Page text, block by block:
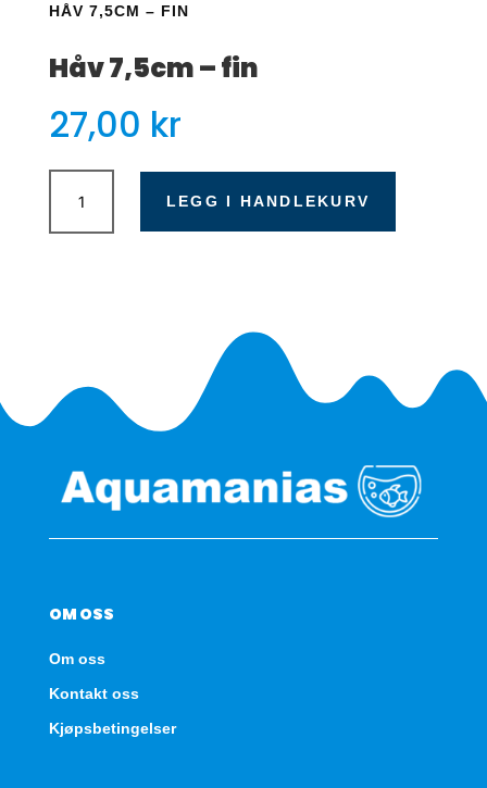
HÅV 7,5CM – FIN
Håv 7,5cm – fin
27,00 kr
Håv
7,5cm
-
LEGG I HANDLEKURV
OM OSS
Om oss
Kontakt oss
Kjøpsbetingelser